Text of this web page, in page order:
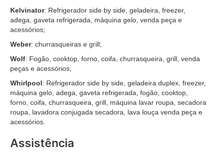
Kelvinator: Refrigerador side by side, geladeira, freezer,
adega, gaveta refrigerada, máquina gelo, venda peça e
acessórios;
Weber: churrasqueiras e grill;
Wolf: Fogão, cooktop, forno, coifa, churrasqueira, grill, venda
peças e acessórios;
Whirlpool: Refrigerador side by side, geladeira duplex, freezer,
máquina gelo, adega, gaveta refrigerada, fogão, cooktop,
forno, coifa, churrasqueira, grill, máquina lavar roupa, secadora
roupa, lavadora conjugada secadora, lava louça venda peça e
acessórios.
Assistência